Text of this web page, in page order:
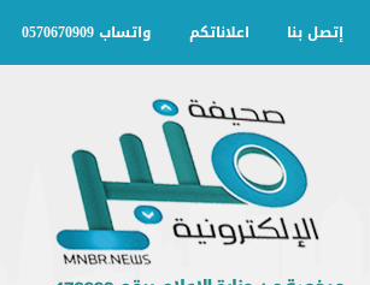
إتصل بنا اعلاناتكم واتساب 0570670909